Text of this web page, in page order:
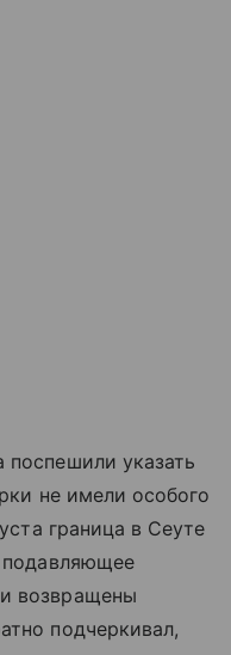
указать
не имели особого
граница в Сеуте
подавляющее
возвращены
подчеркивал,